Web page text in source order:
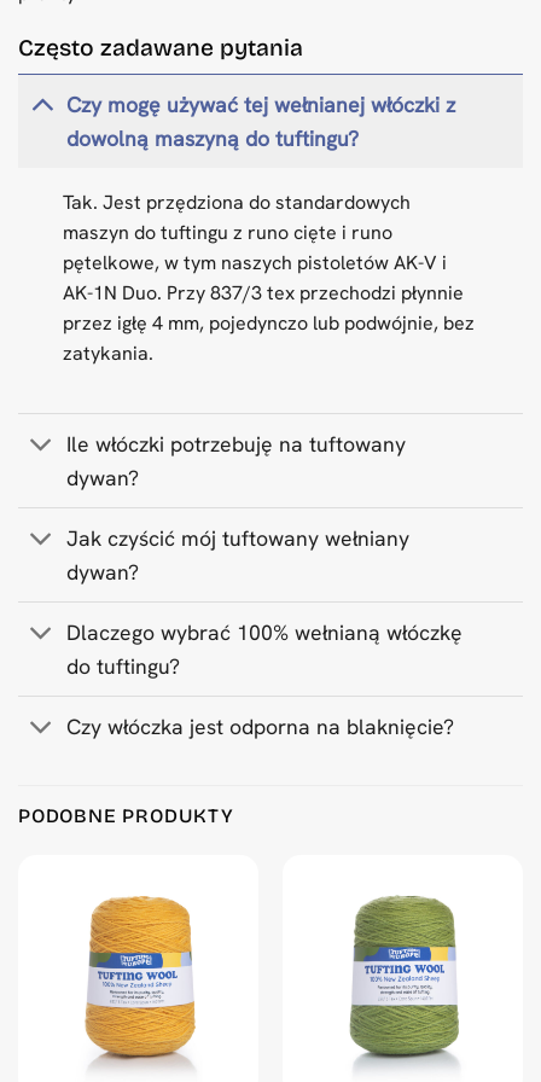
Często zadawane pytania
Czy mogę używać tej wełnianej włóczki z
dowolną maszyną do tuftingu?
Tak. Jest przędziona do standardowych
maszyn do tuftingu z runo cięte i runo
pętelkowe, w tym naszych pistoletów AK-V i
AK-1N Duo. Przy 837/3 tex przechodzi płynnie
przez igłę 4 mm, pojedynczo lub podwójnie, bez
zatykania.
Ile włóczki potrzebuję na tuftowany
dywan?
Jak czyścić mój tuftowany wełniany
dywan?
Dlaczego wybrać 100% wełnianą włóczkę
do tuftingu?
Czy włóczka jest odporna na blaknięcie?
Rating: 2/5
I knew what I was buying but that is just a cash grab. A
Tue Apr 21 2026 11:43:09 GMT+0000 (Coordinated
Wool Tufting Yarn Sample Book
Rylen Kuboyama
Rating: 5/5
PODOBNE PRODUKTY